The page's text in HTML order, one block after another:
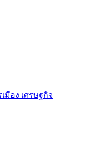
มือง เศรษฐกิจ